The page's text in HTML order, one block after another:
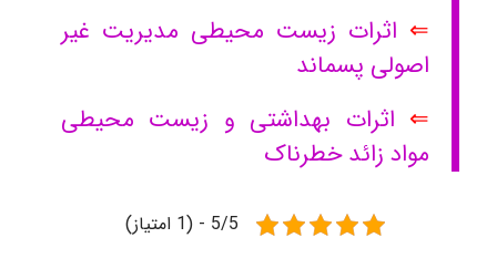
⇐ اثرات زیست محیطی مدیریت غیر
اصولی پسماند
⇐ اثرات بهداشتی و زیست محیطی
مواد زائد خطرناک
5/5 - (1 امتیاز)